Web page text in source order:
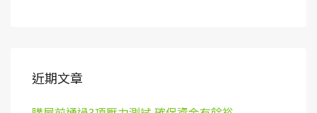
近期文章